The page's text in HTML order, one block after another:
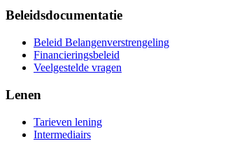
Beleidsdocumentatie
Beleid Belangenverstrengeling
Financieringsbeleid
Veelgestelde vragen
Lenen
Tarieven lening
Intermediairs